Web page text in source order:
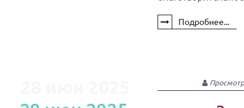
Подробнее...